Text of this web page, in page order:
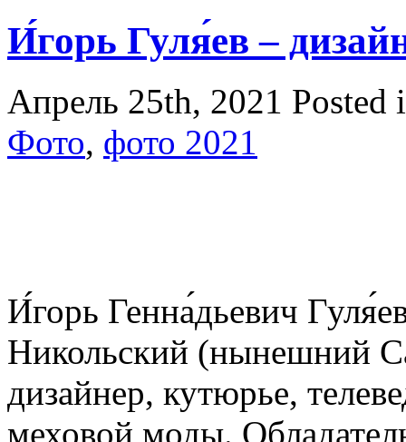
И́горь Гуля́ев –
Апрель 25th, 2021 Posted
Фото, фото 2021
И́горь Генна́дьевич
Никольский (нынешний
дизайнер, кутюрье,
меховой моды.